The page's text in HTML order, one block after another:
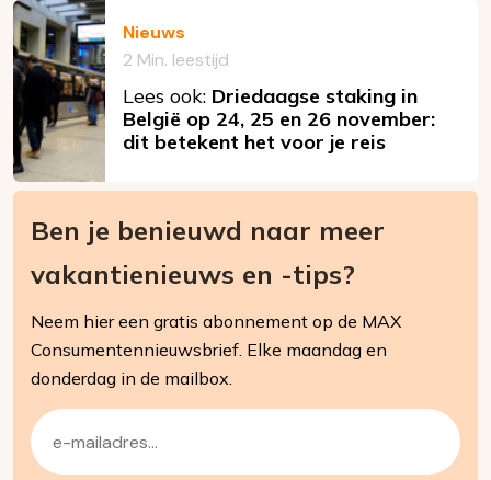
Nieuws
2 Min. leestijd
Lees ook: Driedaagse staking in
België op 24, 25 en 26 november:
dit betekent het voor je reis
Ben je benieuwd naar meer
vakantienieuws en -tips?
Neem hier een gratis abonnement op de MAX
Consumentennieuwsbrief. Elke maandag en
donderdag in de mailbox.
E-
mailadres